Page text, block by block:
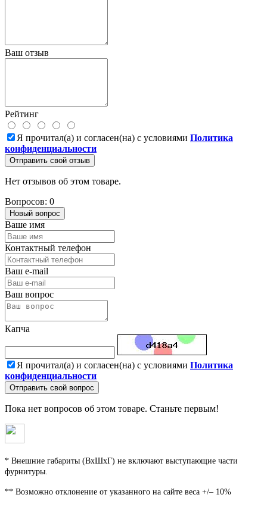
Ваш отзыв
Рейтинг
Я прочитал(а) и согласен(на) с условиями Политика
конфиденциальности
Отправить свой отзыв
Нет отзывов об этом товаре.
Вопросов: 0
Новый вопрос
Ваше имя
Контактный телефон
Ваш e-mail
Ваш вопрос
Капча
Я прочитал(а) и согласен(на) с условиями Политика
конфиденциальности
Отправить свой вопрос
Пока нет вопросов об этом товаре. Станьте первым!
* Внешние габариты (ВхШхГ) не включают выступающие части
фурнитуры.
** Возможно отклонение от указанного на сайте веса +/– 10%